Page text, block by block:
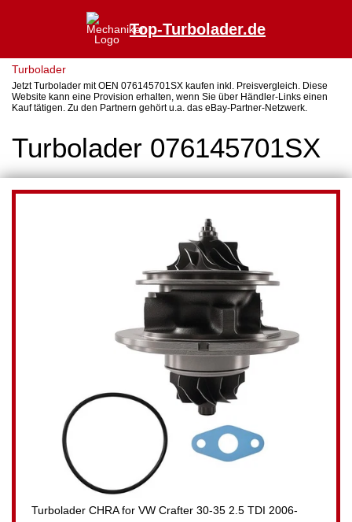
Top-Turbolader.de
Turbolader
Jetzt Turbolader mit OEN 076145701SX kaufen inkl. Preisvergleich. Diese
Website kann eine Provision erhalten, wenn Sie über Händler-Links einen
Kauf tätigen. Zu den Partnern gehört u.a. das eBay-Partner-Netzwerk.
Turbolader 076145701SX
Turbolader CHRA for VW Crafter 30-35 2.5 TDI 2006-